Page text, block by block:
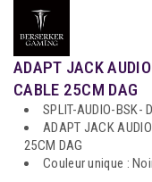
ADAPT JACK
CABLE 25CM DAG
SPLIT-AUDIO-BSK-
ADAPT JACK
25CM DAG
Couleur unique :